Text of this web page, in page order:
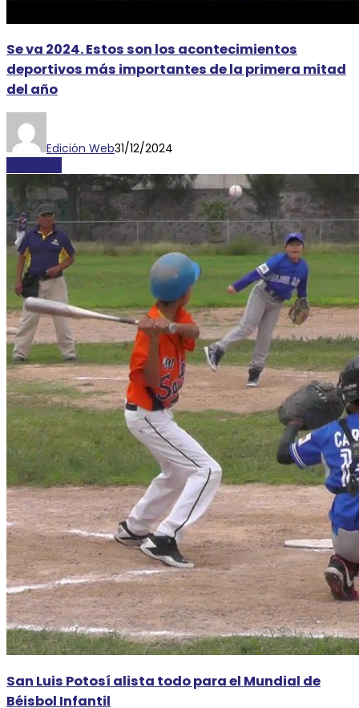
Se va 2024. Estos son los acontecimientos
deportivos más importantes de la primera mitad
del año
Edición Web31/12/2024
San Luis Potosí alista todo para el Mundial de
Béisbol Infantil